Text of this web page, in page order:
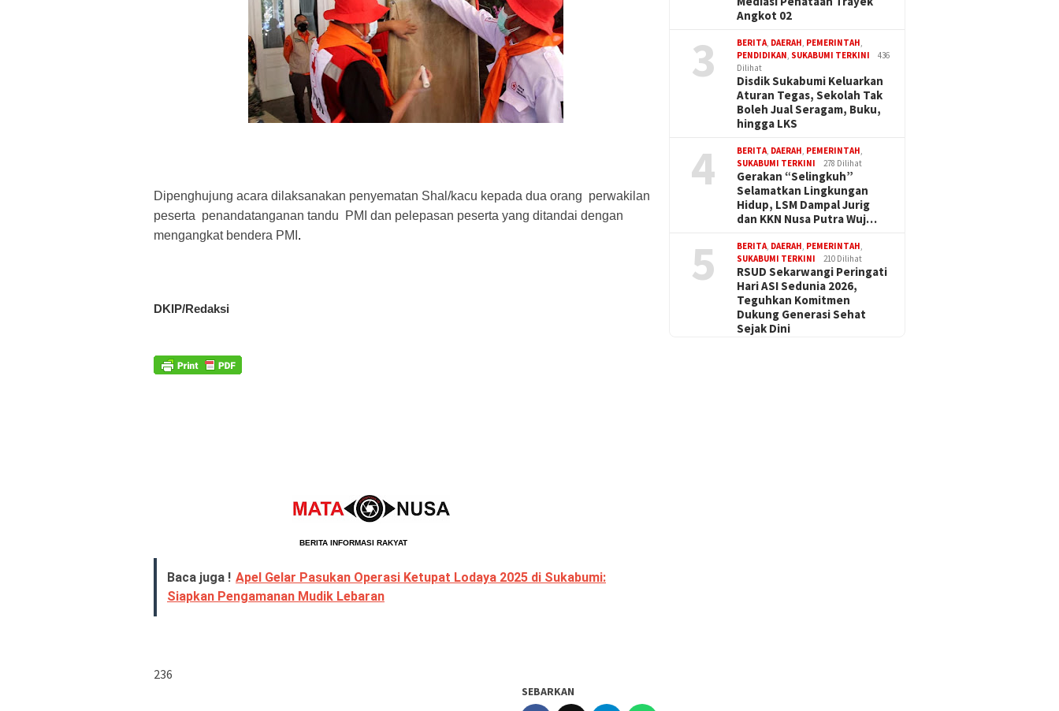
Dipenghujung acara dilaksanakan penyematan Shal/kacu kepada dua orang  perwakilan
peserta  penandatanganan tandu  PMI dan pelepasan peserta yang ditandai dengan
mengangkat bendera PMI .
DKIP/Redaksi
                              BERITA
INFORMASI RAKYAT
Baca juga ! Apel Gelar Pasukan Operasi Ketupat Lodaya 2025 di Sukabumi:
Siapkan Pengamanan Mudik Lebaran
236
SEBARKAN
Angkot 02
3 BERITA, DAERAH, PEMERINTAH,
PENDIDIKAN, SUKABUMI TERKINI
436
Dilihat
Disdik Sukabumi Keluarkan
Aturan Tegas, Sekolah Tak
Boleh Jual Seragam, Buku,
hingga LKS
4 BERITA, DAERAH, PEMERINTAH,
SUKABUMI TERKINI
278 Dilihat
Gerakan “Selingkuh”
Selamatkan Lingkungan
Hidup, LSM Dampal Jurig
dan KKN Nusa Putra Wuj…
5 BERITA, DAERAH, PEMERINTAH,
SUKABUMI TERKINI
210 Dilihat
RSUD Sekarwangi Peringati
Hari ASI Sedunia 2026,
Teguhkan Komitmen
Dukung Generasi Sehat
Sejak Dini